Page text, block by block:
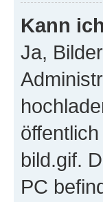
Kann
Ja,
bild.gif.
PC